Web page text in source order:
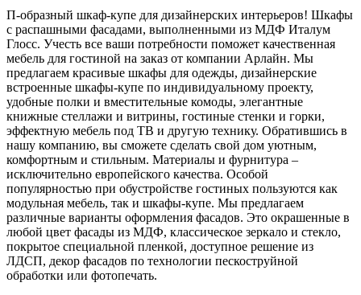
П-образный шкаф-купе для дизайнерских интерьеров! Шкафы
с распашными фасадами, выполненными из МДФ Италум
Глосс. Учесть все ваши потребности поможет качественная
мебель для гостиной на заказ от компании Арлайн. Мы
предлагаем красивые шкафы для одежды, дизайнерские
встроенные шкафы-купе по индивидуальному проекту,
удобные полки и вместительные комоды, элегантные
книжные стеллажи и витрины, гостиные стенки и горки,
эффектную мебель под ТВ и другую технику. Обратившись в
нашу компанию, вы сможете сделать свой дом уютным,
комфортным и стильным. Материалы и фурнитура –
исключительно европейского качества. Особой
популярностью при обустройстве гостиных пользуются как
модульная мебель, так и шкафы-купе. Мы предлагаем
различные варианты оформления фасадов. Это окрашенные в
любой цвет фасады из МДФ, классическое зеркало и стекло,
покрытое специальной пленкой, доступное решение из
ЛДСП, декор фасадов по технологии пескоструйной
обработки или фотопечать.